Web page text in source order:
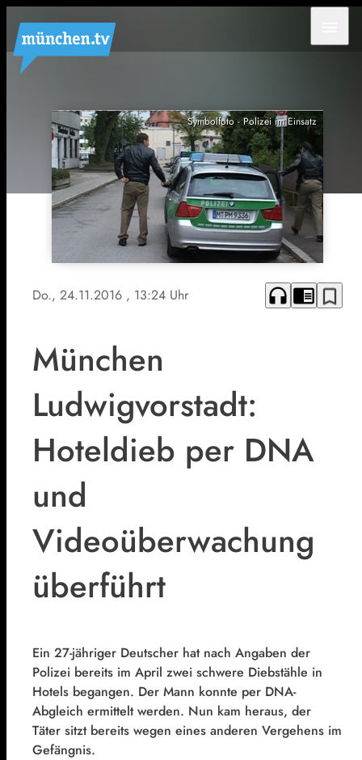
Symbolfoto - Polizei im Einsatz
Do., 24.11.2016 , 13:24 Uhr headphones chrome_reader_mode bookmark_border
München
Ludwigvorstadt:
Hoteldieb per DNA
und
Videoüberwachung
überführt
Ein 27-jähriger Deutscher hat nach Angaben der
Polizei bereits im April zwei schwere Diebstähle in
Hotels begangen. Der Mann konnte per DNA-
Abgleich ermittelt werden. Nun kam heraus, der
Täter sitzt bereits wegen eines anderen Vergehens im
Gefängnis.